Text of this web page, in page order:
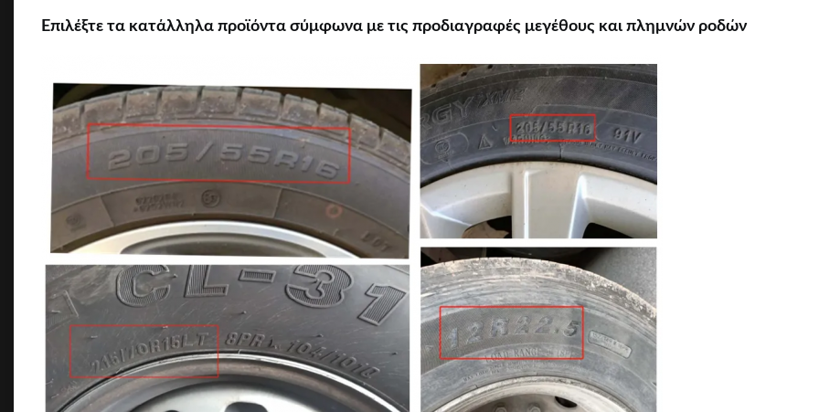
Επιλέξτε τα κατάλληλα προϊόντα σύμφωνα με τις προδιαγραφές μεγέθους και πλημνών ροδών